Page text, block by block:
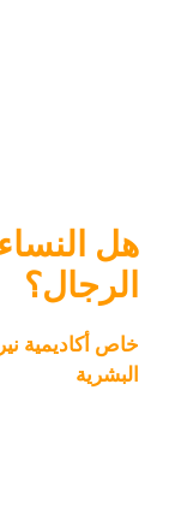
هل
الرجال؟
خاص أكاديمية
البشرية